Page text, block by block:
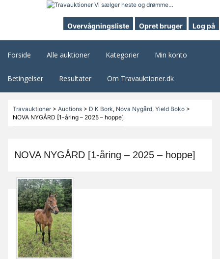
Overvågningsliste Opret bruger Log på
Forside Alle auktioner Kategorier Min konto
Betingelser Resultater Om Travauktioner.dk
Travauktioner> Auctions> D K Bork, Nova Nygård, Yield Boko>
NOVA NYGÅRD [1-åring – 2025 – hoppe]
NOVA NYGÅRD [1-åring – 2025 – hoppe]